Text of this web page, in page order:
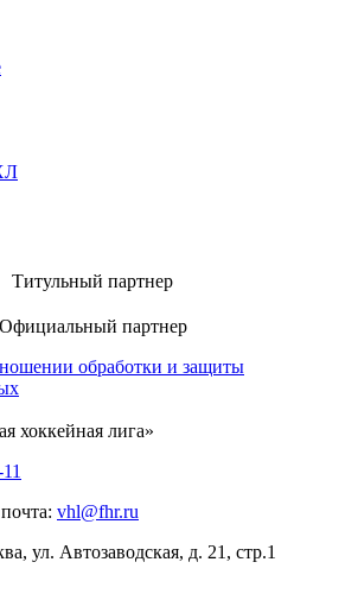
Титульный партнер
Официальный партнер
обработки и защиты
хоккейная лига»
vhl@fhr.ru
ул. Автозаводская, д. 21, стр.1